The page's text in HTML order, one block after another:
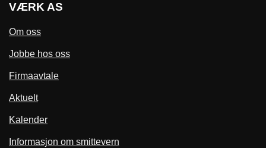
VÆRK AS
Om oss
Jobbe hos oss
Firmaavtale
Aktuelt
Kalender
Informasjon om smittevern